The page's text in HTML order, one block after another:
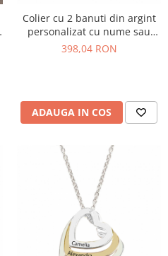
Colier cu 2 banuti din argint
personalizat cu nume sau
texte - 45 cm
398,04 RON
ADAUGA IN COS